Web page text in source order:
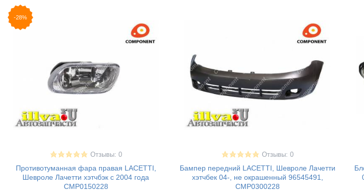
-28%
Отзывы: 0
Противотуманная фара правая LACETTI,
Шевроле Лачетти хэтчбэк с 2004 года
CMP0150228
Отзывы: 0
Бампер передний LACETTI, Шевроле Лачетти
хэтчбек 04-, не окрашенный 96545491,
CMP0300228